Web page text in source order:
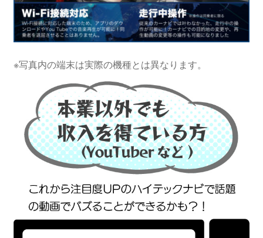
※写真内の端末は実際の機種とは異なります。